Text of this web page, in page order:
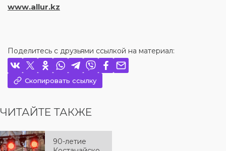
www.allur.kz
Поделитесь с друзьями ссылкой на материал:
Скопировать ссылку
ЧИТАЙТЕ ТАКЖЕ
90-летие